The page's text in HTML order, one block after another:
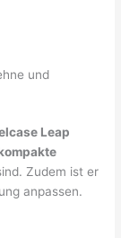
und
Leap
Zudem ist er
anpassen.